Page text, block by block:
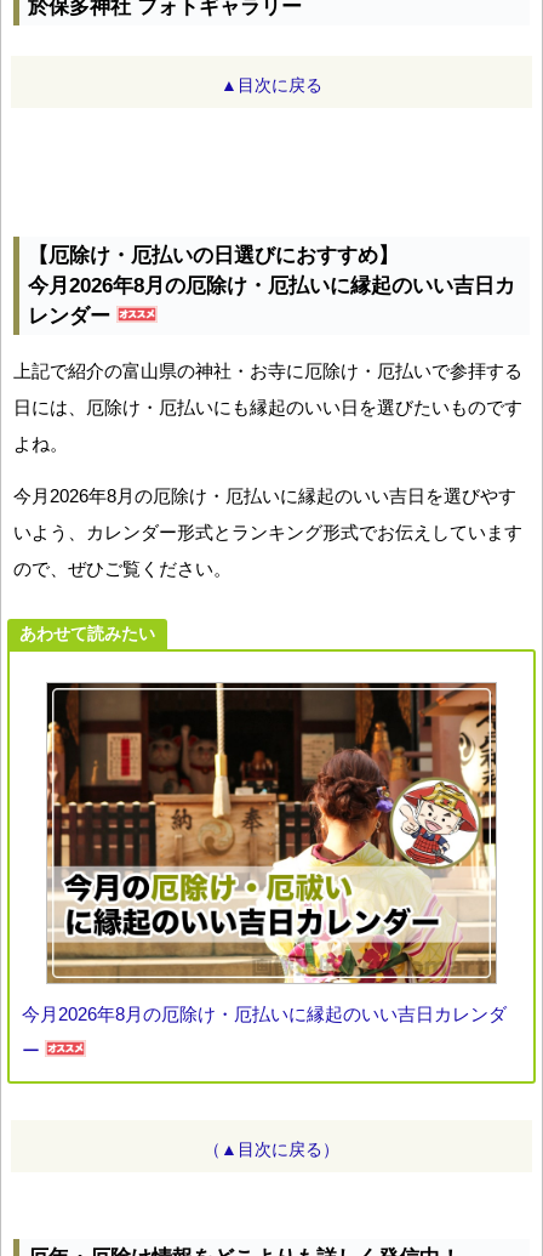
於保多神社 フォトギャラリー
▲目次に戻る
【厄除け・厄払いの日選びにおすすめ】
今月2026年8月の厄除け・厄払いに縁起のいい吉日カ
レンダー
上記で紹介の富山県の神社・お寺に厄除け・厄払いで参拝する
日には、厄除け・厄払いにも縁起のいい日を選びたいものです
よね。
今月2026年8月の厄除け・厄払いに縁起のいい吉日を選びやす
いよう、カレンダー形式とランキング形式でお伝えしています
ので、ぜひご覧ください。
あわせて読みたい
今月2026年8月の厄除け・厄払いに縁起のいい吉日カレンダ
ー
（▲目次に戻る）